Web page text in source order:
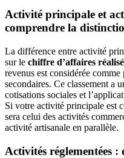
Activité principale et
comprendre la
La différence entre activité
sur le chiffre d’affaires réalisé
revenus est considérée
secondaires. Ce classement a
cotisations sociales et
Si votre activité principale est
sera celui des activités
activité artisanale en parallèle.
Activités réglementées :